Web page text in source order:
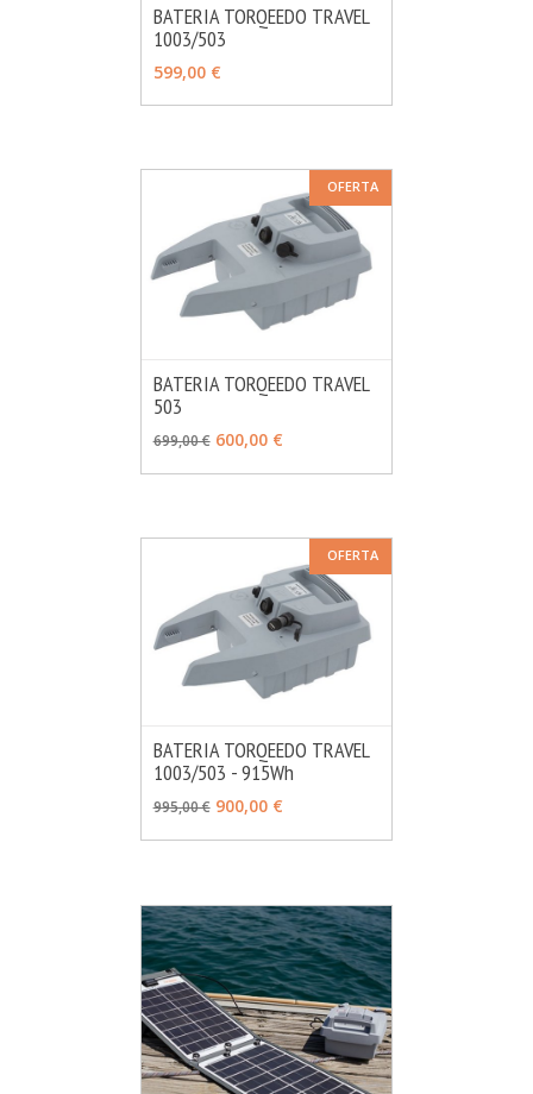
CONSULTAR
BATERIA TORQEEDO TRAVEL
1003/503
599,00 €
OFERTA
AÑADIR
BATERIA TORQEEDO TRAVEL
503
699,00 € 600,00 €
OFERTA
AÑADIR
BATERIA TORQEEDO TRAVEL
1003/503 - 915Wh
995,00 € 900,00 €